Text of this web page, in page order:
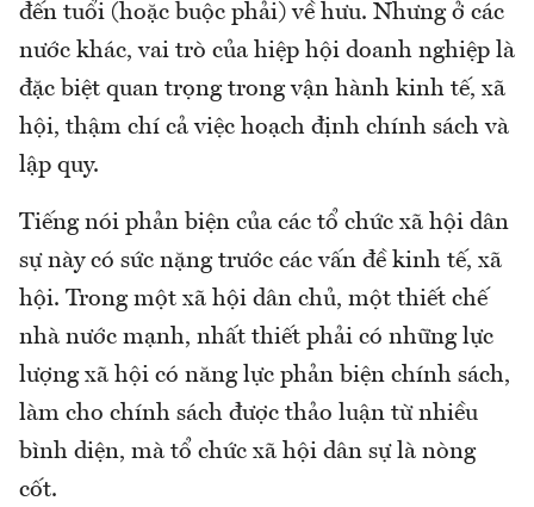
đến tuổi (hoặc buộc phải) về hưu. Nhưng ở các
nước khác, vai trò của hiệp hội doanh nghiệp là
đặc biệt quan trọng trong vận hành kinh tế, xã
hội, thậm chí cả việc hoạch định chính sách và
lập quy.
Tiếng nói phản biện của các tổ chức xã hội dân
sự này có sức nặng trước các vấn đề kinh tế, xã
hội. Trong một xã hội dân chủ, một thiết chế
nhà nước mạnh, nhất thiết phải có những lực
lượng xã hội có năng lực phản biện chính sách,
làm cho chính sách được thảo luận từ nhiều
bình diện, mà tổ chức xã hội dân sự là nòng
cốt.